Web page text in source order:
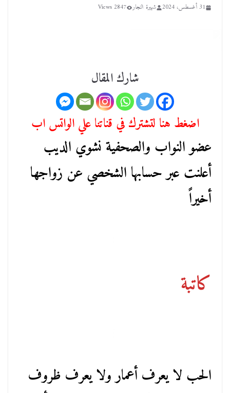
31 أغسطس، 2024 شهيرة النجار 2847 Views
شارك المقال
اضغط هنا لتشترك في قناتنا علي الواتس اب
عضو النواب والصحفية نشوي الديب
أعلنت عبر حسابها الشخصي عن زواجها
أخيراً
كاتبة
الحب لا يعرف أعمار ولا يعرف ظروف